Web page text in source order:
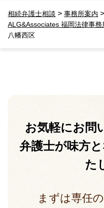
相続弁護士相談 > 事務所案内 >
ALG&Associates 福岡法律事務
八幡西区
お気軽にお問
弁護士が味方
た
まずは専任